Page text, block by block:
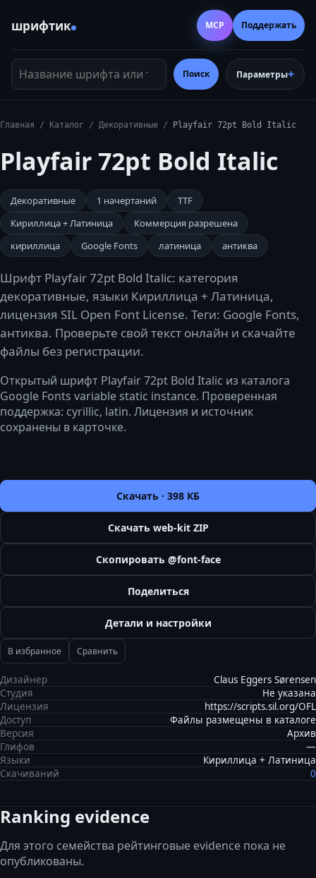
шрифтик
Название шрифта или тег
Поиск Параметры
MCP Поддержать
Главная / Каталог / Декоративные / Playfair 72pt Bold Italic
Playfair 72pt Bold Italic
Декоративные 1 начертаний
TTF
Кириллица + Латиница
Коммерция разрешена
кириллица
Google Fonts латиница антиква
Шрифт Playfair 72pt Bold Italic: категория
декоративные, языки Кириллица + Латиница,
лицензия SIL Open Font License. Теги: Google Fonts,
антиква. Проверьте свой текст онлайн и скачайте
файлы без регистрации.
Открытый шрифт Playfair 72pt Bold Italic из каталога
Google Fonts variable static instance. Проверенная
поддержка: cyrillic, latin. Лицензия и источник
сохранены в карточке.
Скачать · 398 КБ
Скачать web-kit ZIP
Скопировать @font-face
Поделиться
Детали и настройки
В избранное Сравнить
Дизайнер
Claus Eggers Sørensen
Студия
Не указана
Лицензия
https://scripts.sil.org/OFL
Доступ
Файлы размещены в каталоге
Версия
Архив
Глифов
—
Языки
Кириллица + Латиница
Скачиваний
0
Ranking evidence
Для этого семейства рейтинговые evidence пока не
опубликованы.